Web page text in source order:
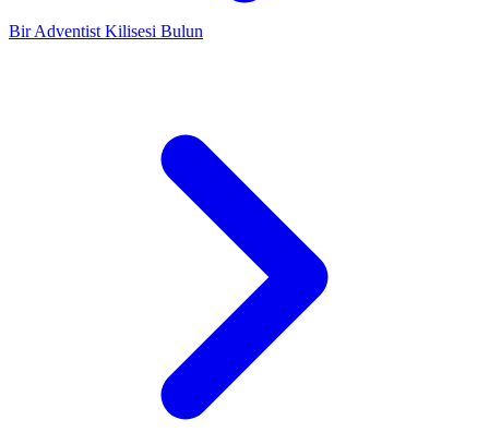
Bir Adventist Kilisesi Bulun